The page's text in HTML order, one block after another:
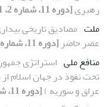
رهبری[دوره 11، شماره 2، 1401، صفحه 155-185]
ملت مصادیق تاریخی
عصر حاضر [دوره 11، شماره 1، 1401، صفحه 101-123]
منافع ملی استراتژی
تحت نفوذ در جهان اسلام
عراق و سوریه )[دوره 11، شماره 1، 1401، صفحه 99-77]